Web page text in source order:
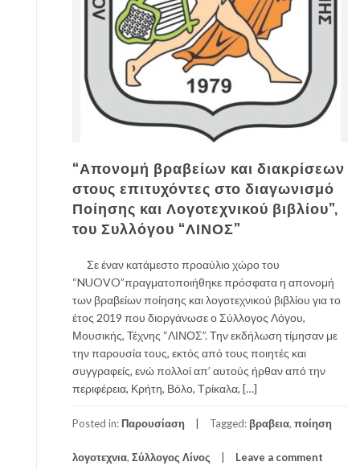
“Απονομή βραβείων και διακρίσεων
στους επιτυχόντες στο διαγωνισμό
Ποίησης και Λογοτεχνικού βιβλίου”,
του Συλλόγου “ΛΙΝΟΣ”
Σε έναν κατάμεστο προαύλιο χώρο του
“NUOVO”πραγματοποιήθηκε πρόσφατα η απονομή
των βραβείων ποίησης και λογοτεχνικού βιβλίου για το
έτος 2019 που διοργάνωσε ο Σύλλογος Λόγου,
Μουσικής, Τέχνης “ΛΙΝΟΣ”. Την εκδήλωση τίμησαν με
την παρουσία τους, εκτός από τους ποιητές και
συγγραφείς, ενώ πολλοί απ’ αυτούς ήρθαν από την
περιφέρεια, Κρήτη, Βόλο, Τρίκαλα, […]
Posted in: Παρουσίαση Tagged: βραβεια, ποίηση
λογοτεχνια, Σύλλογος Λίνος Leave a comment